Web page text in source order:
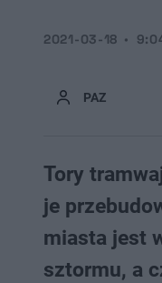
PAZ
2021-03-18
Tory
je
miasta jest
sztormu, a